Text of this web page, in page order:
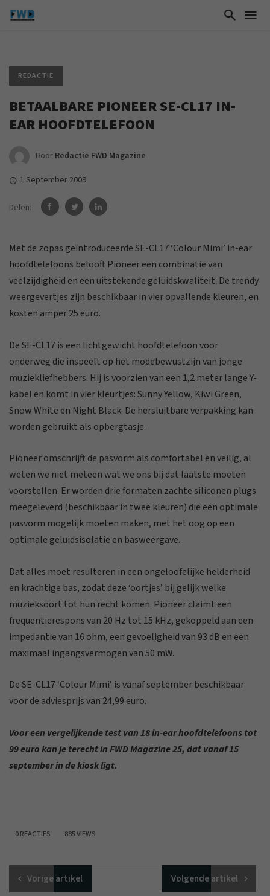
REDACTIE
BETAALBARE PIONEER SE-CL17 IN-
EAR HOOFDTELEFOON
Door Redactie FWD Magazine
1 September 2009
Delen:
Met de zopas geïntroduceerde SE-CL17 ‘Colour Mimi’ in-ear
hoofdtelefoons belooft Pioneer een combinatie van
veelzijdigheid en een uitstekende geluidskwaliteit. De trendy
weergevertjes zijn beschikbaar in vier opvallende kleuren, en
kosten amper 25 euro.
De SE-CL17 is een lichtgewicht hoofdtelefoon voor
onderweg die inspeelt op het modebewustzijn van jonge
muziekliefhebbers. Hij is voorzien van een 1,2 meter lange Y-
kabel en komt in vier kleurtjes: Sunny Yellow, Kiwi Green,
Snow White en Night Black. De hersluitbare verpakking kan
worden gebruikt als opbergtasje.
Pioneer omschrijft de pasvorm als comfortabel en veilig, al
weten we niet meteen wat we ons bij dat laatste moeten
voorstellen. Er worden drie formaten zachte siliconen plugs
meegeleverd (beschikbaar in twee kleuren) die een optimale
pasvorm mogelijk moeten maken, met het oog op een
optimale geluidsisolatie en basweergave.
Dat alles moet resulteren in een ongeloofelijke helderheid
en krachtige bas, zodat deze ‘oortjes’ bij gelijk welke
muzieksoort tot hun recht komen. Pioneer claimt een
frequentierespons van 20 Hz tot 15 kHz, gekoppeld aan een
impedantie van 16 ohm, een gevoeligheid van 93 dB en een
maximaal ingangsvermogen van 50 mW.
De SE-CL17 ‘Colour Mimi’ is vanaf september beschikbaar
voor de adviesprijs van 24,99 euro.
Voor een vergelijkende test van 18 in-ear hoofdtelefoons tot
99 euro kan je terecht in FWD Magazine 25, dat vanaf 15
september in de kiosk ligt.
0 REACTIES 885 VIEWS
Vorigeartikel Volgendeartikel